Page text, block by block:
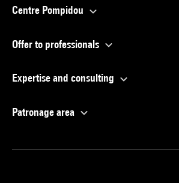
Centre Pompidou
Offer to professionals
Expertise and consulting
Patronage area